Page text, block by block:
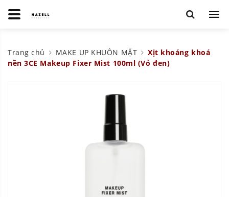
Trang chủ MAKE UP KHUÔN MẶT
Xịt khoáng khoá
nền 3CE Makeup Fixer Mist 100ml (Vỏ đen)